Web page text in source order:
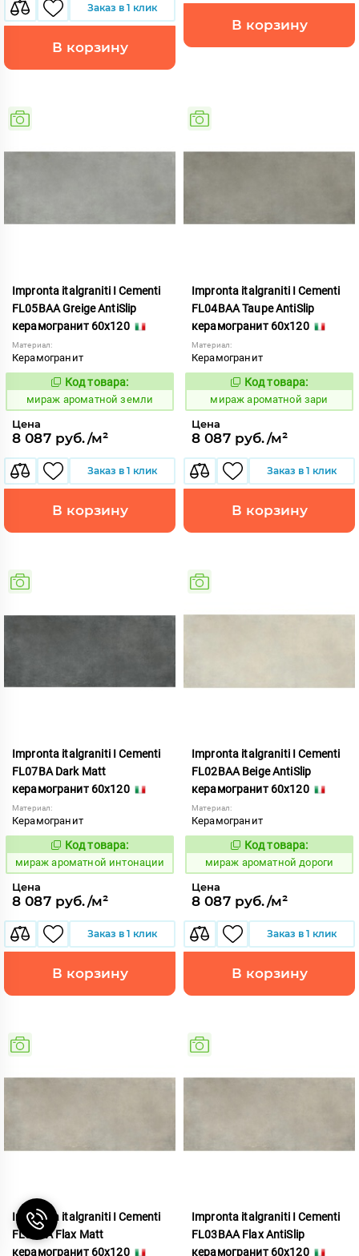
Заказ в 1 клик
В корзину
В корзину
Impronta italgraniti I Cementi
FL05BAA Greige AntiSlip
керамогранит 60x120
Материал:
Керамогранит
984655
Код товара:
мираж ароматной земли
Цена
8 087 руб./м²
Заказ в 1 клик
В корзину
Impronta italgraniti I Cementi
FL04BAA Taupe AntiSlip
керамогранит 60x120
Материал:
Керамогранит
984653
Код товара:
мираж ароматной зари
Цена
8 087 руб./м²
Заказ в 1 клик
В корзину
Impronta italgraniti I Cementi
FL07BA Dark Matt
керамогранит 60x120
Материал:
Керамогранит
984658
Код товара:
мираж ароматной интонации
Цена
8 087 руб./м²
Заказ в 1 клик
В корзину
Impronta italgraniti I Cementi
FL02BAA Beige AntiSlip
керамогранит 60x120
Материал:
Керамогранит
984647
Код товара:
мираж ароматной дороги
Цена
8 087 руб./м²
Заказ в 1 клик
В корзину
Impronta italgraniti I Cementi
FL03BA Flax Matt
керамогранит 60x120
Impronta italgraniti I Cementi
FL03BAA Flax AntiSlip
керамогранит 60x120